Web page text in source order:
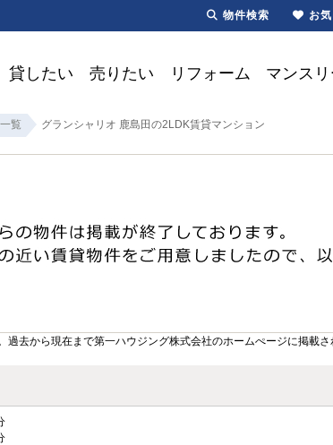
貸したい 売りたい リフォーム マンス
覧 グランシャリオ 鹿島田の2LDK賃貸マンション
去から現在まで第一ハウジング株式会社のホームぺージに掲載さ
物件検索 お